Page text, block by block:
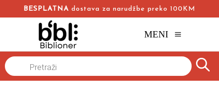
BESPLATNA dostava za narudžbe preko 100KM
MENI
Products
search